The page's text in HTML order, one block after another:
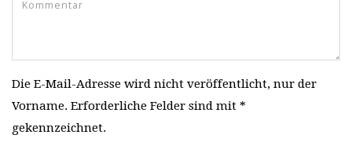
Die E-Mail-Adresse wird nicht veröffentlicht, nur der
Vorname. Erforderliche Felder sind mit *
gekennzeichnet.